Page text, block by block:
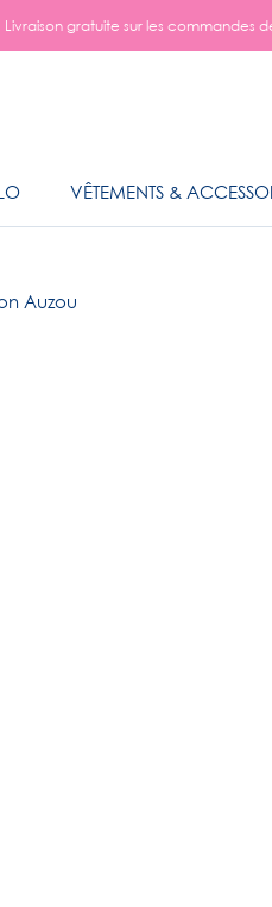
Livraison gratuite sur les commandes
VÊTEMENTS &